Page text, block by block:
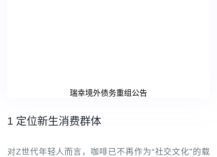
瑞幸境外债务重组公告
1 定位新生消费群体
对Z世代年轻人而言，咖啡已不再作为“社交文化”的载